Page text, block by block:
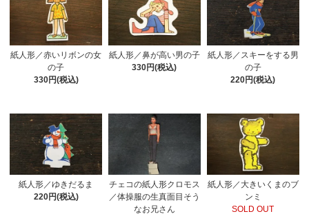
紙人形／赤いリボンの女
の子
330円(税込)
紙人形／鼻が高い男の子
330円(税込)
紙人形／スキーをする男
の子
220円(税込)
紙人形／ゆきだるま
220円(税込)
チェコの紙人形クロモス
／体操服の生真面目そう
なお兄さん
紙人形／大きいくまのブ
ンミ
SOLD OUT